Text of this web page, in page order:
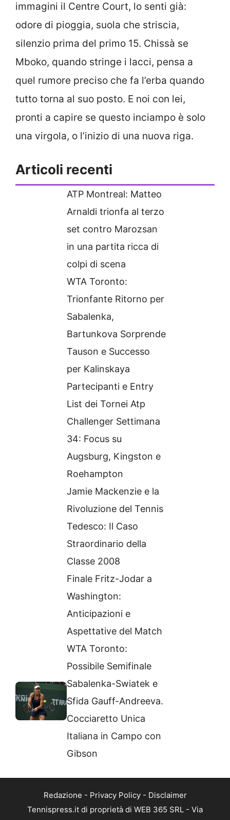
immagini il Centre Court, lo senti già:
odore di pioggia, suola che striscia,
silenzio prima del primo 15. Chissà se
Mboko, quando stringe i lacci, pensa a
quel rumore preciso che fa l’erba quando
tutto torna al suo posto. E noi con lei,
pronti a capire se questo inciampo è solo
una virgola, o l’inizio di una nuova riga.
Articoli recenti
ATP Montreal: Matteo
Arnaldi trionfa al terzo
set contro Marozsan
in una partita ricca di
colpi di scena
WTA Toronto:
Trionfante Ritorno per
Sabalenka,
Bartunkova Sorprende
Tauson e Successo
per Kalinskaya
Partecipanti e Entry
List dei Tornei Atp
Challenger Settimana
34: Focus su
Augsburg, Kingston e
Roehampton
Jamie Mackenzie e la
Rivoluzione del Tennis
Tedesco: Il Caso
Straordinario della
Classe 2008
Finale Fritz-Jodar a
Washington:
Anticipazioni e
Aspettative del Match
WTA Toronto:
Possibile Semifinale
Sabalenka-Swiatek e
Sfida Gauff-Andreeva.
Cocciaretto Unica
Italiana in Campo con
Gibson
Redazione - Privacy Policy- Disclaimer
Tennispress.it di proprietà di WEB 365 SRL - Via